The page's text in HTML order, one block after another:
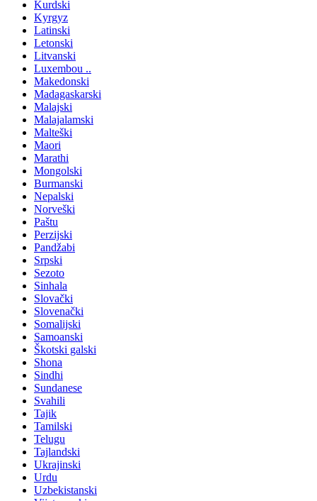
Kurdski
Kyrgyz
Latinski
Letonski
Litvanski
Luxembou ..
Makedonski
Madagaskarski
Malajski
Malajalamski
Malteški
Maori
Marathi
Mongolski
Burmanski
Nepalski
Norveški
Paštu
Perzijski
Pandžabi
Srpski
Sezoto
Sinhala
Slovački
Slovenački
Somalijski
Samoanski
Škotski galski
Shona
Sindhi
Sundanese
Svahili
Tajik
Tamilski
Telugu
Tajlandski
Ukrajinski
Urdu
Uzbekistanski